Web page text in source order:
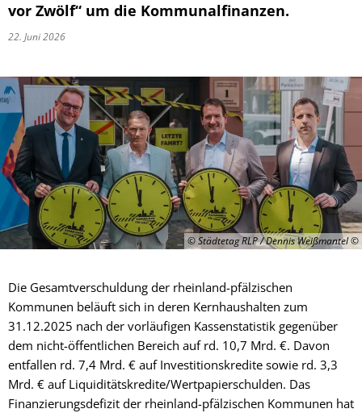
vor Zwölf“ um die Kommunalfinanzen.
22. Juni 2026
© Städtetag RLP / Dennis Weißmantel
Die Gesamtverschuldung der rheinland-pfälzischen
Kommunen beläuft sich in deren Kernhaushalten zum
31.12.2025 nach der vorläufigen Kassenstatistik gegenüber
dem nicht-öffentlichen Bereich auf rd. 10,7 Mrd. €. Davon
entfallen rd. 7,4 Mrd. € auf Investitionskredite sowie rd. 3,3
Mrd. € auf Liquiditätskredite/Wertpapierschulden. Das
Finanzierungsdefizit der rheinland-pfälzischen Kommunen hat